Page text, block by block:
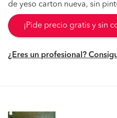
de yeso carton nueva, sin
¡Pide precio gratis y sin
¿Eres un profesional?